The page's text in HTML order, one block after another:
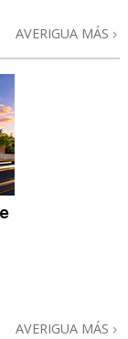
AVERIGUA MÁS
AVERIGUA MÁS